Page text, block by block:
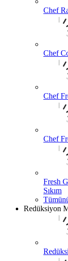
Chef
Chef
Chef
Chef
Fresh
Sıkım
Redüksiyon